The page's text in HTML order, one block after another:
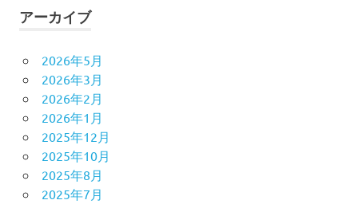
アーカイブ
2026年5月
2026年3月
2026年2月
2026年1月
2025年12月
2025年10月
2025年8月
2025年7月